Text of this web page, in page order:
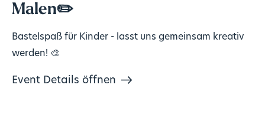
Malen✏️
Bastelspaß für Kinder - lasst uns gemeinsam kreativ
werden! 🎨
Event Details öffnen